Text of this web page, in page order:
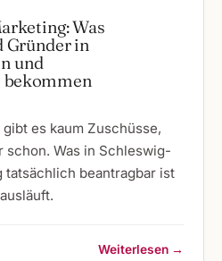
Was
Gründer in
und
es kaum Zuschüsse,
schon. Was in Schleswig-
tatsächlich beantragbar ist
Weiterlesen →